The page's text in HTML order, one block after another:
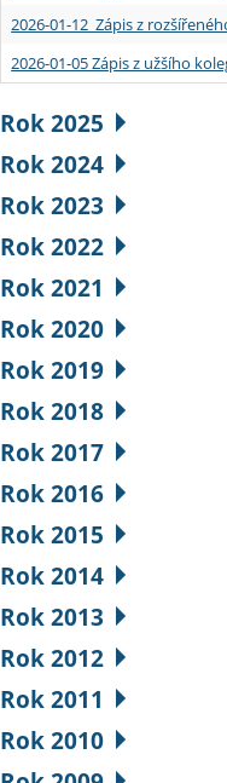
2026-01-12 Zápis z
2026-01-05 Zápis z užšího
Rok 2025
Rok 2024
Rok 2023
Rok 2022
Rok 2021
Rok 2020
Rok 2019
Rok 2018
Rok 2017
Rok 2016
Rok 2015
Rok 2014
Rok 2013
Rok 2012
Rok 2011
Rok 2010